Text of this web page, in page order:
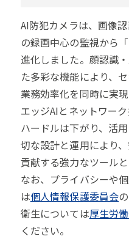
AI防犯カメラは、画像
の録画中心の監視から
進化しました。顔認識
た多彩な機能により、
業務効率化を同時に実現
エッジAIとネットワー
ハードルは下がり、活
切な設計と運用により
貢献する強力なツールと
なお、プライバシーや
は個人情報保護委員会
衛生については厚生労
ください。